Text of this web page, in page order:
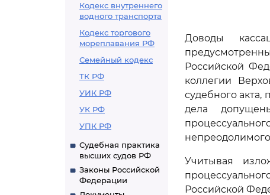
Кодекс внутреннего
водного транспорта
Кодекс торгового
мореплавания РФ
Семейный кодекс
ТК РФ
УИК РФ
УК РФ
УПК РФ
Судебная практика
высших судов РФ
Законы Российской
Федерации
Доводы
Российской
коллегии
судебного акта,
дела
непреодолимого
Учитывая
Российской